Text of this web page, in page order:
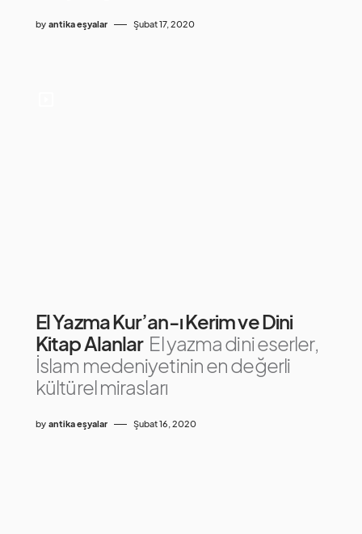
by antika eşyalar Şubat 17, 2020
El Yazma Kur’an-ı Kerim ve Dini
Kitap Alanlar El yazma dini eserler,
İslam medeniyetinin en değerli
kültürel mirasları
by antika eşyalar Şubat 16, 2020